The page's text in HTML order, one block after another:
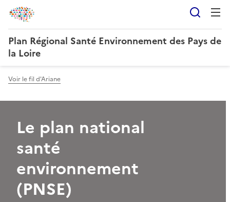
Plan Régional Santé Environnement des Pays de
la Loire
Voir le fil d'Ariane
Le plan national
santé
environnement
(PNSE)